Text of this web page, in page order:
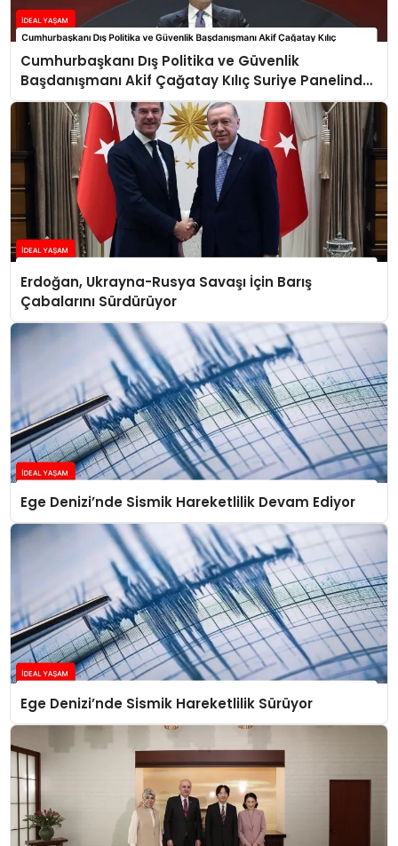
Cumhurbaşkanı Dış Politika ve Güvenlik
Başdanışmanı Akif Çağatay Kılıç Suriye Panelinde
Konuştu
Erdoğan, Ukrayna-Rusya Savaşı İçin Barış
Çabalarını Sürdürüyor
Ege Denizi’nde Sismik Hareketlilik Devam Ediyor
Ege Denizi’nde Sismik Hareketlilik Sürüyor